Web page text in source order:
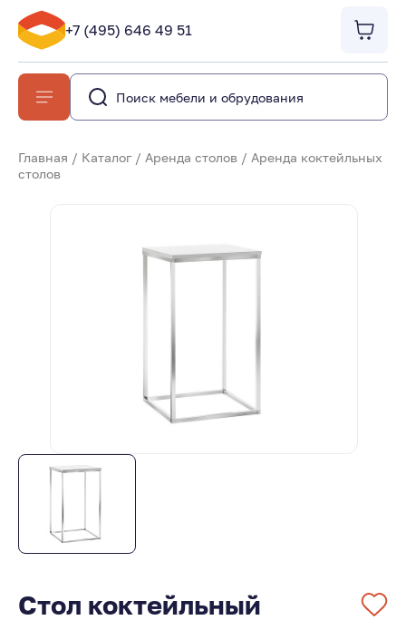
+7 (495) 646 49 51
Главная / Каталог / Аренда столов / Аренда коктейльных
столов
Стол коктейльный